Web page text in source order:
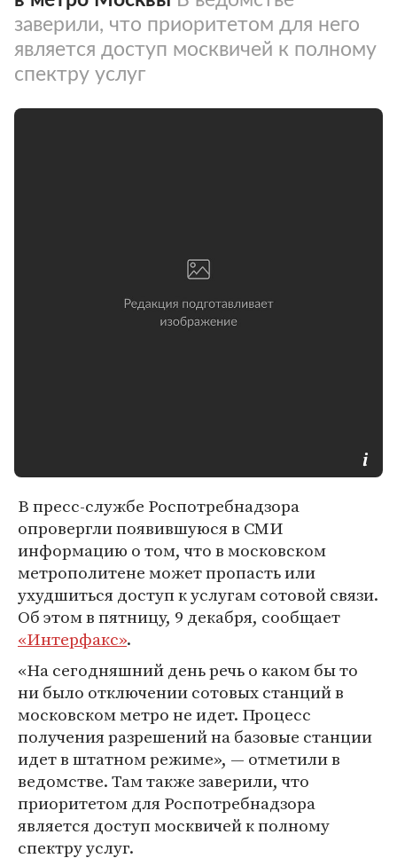
заверили, что приоритетом для него
является доступ москвичей к полному
спектру услуг
В пресс-службе Роспотребнадзора
опровергли появившуюся в СМИ
информацию о том, что в московском
метрополитене может пропасть или
ухудшиться доступ к услугам сотовой связи.
Об этом в пятницу, 9 декабря, сообщает
«Интерфакс».
«На сегодняшний день речь о каком бы то
ни было отключении сотовых станций в
московском метро не идет. Процесс
получения разрешений на базовые станции
идет в штатном режиме», — отметили в
ведомстве. Там также заверили, что
приоритетом для Роспотребнадзора
является доступ москвичей к полному
спектру услуг.